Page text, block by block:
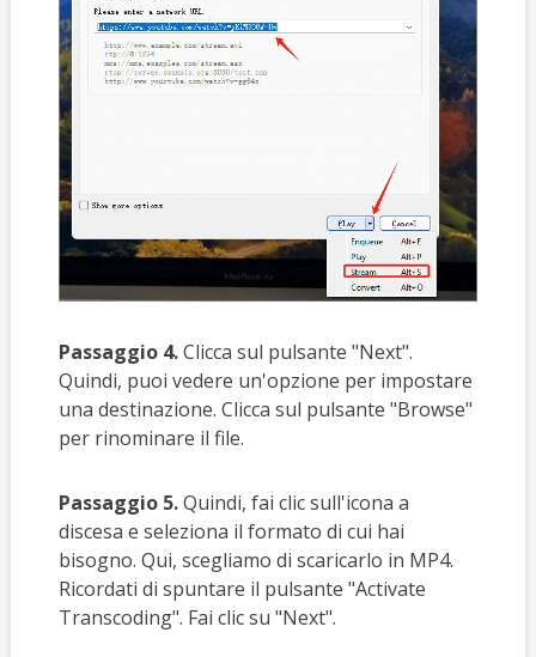
Passaggio 4.Clicca sul pulsante "Next".
Quindi, puoi vedere un'opzione per impostare
una destinazione. Clicca sul pulsante "Browse"
per rinominare il file.
Passaggio 5.Quindi, fai clic sull'icona a
discesa e seleziona il formato di cui hai
bisogno. Qui, scegliamo di scaricarlo in MP4.
Ricordati di spuntare il pulsante "Activate
Transcoding". Fai clic su "Next".